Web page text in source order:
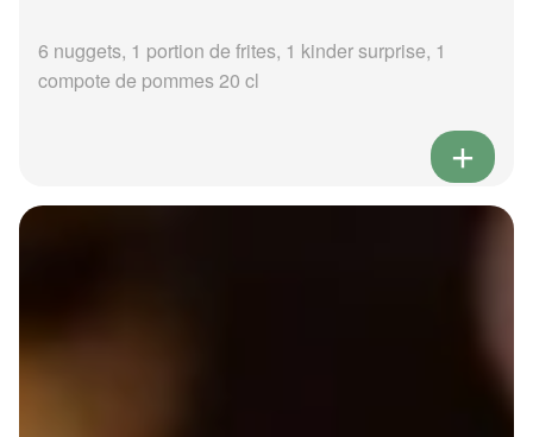
6 nuggets, 1 portion de frites, 1 kinder surprise, 1
compote de pommes 20 cl